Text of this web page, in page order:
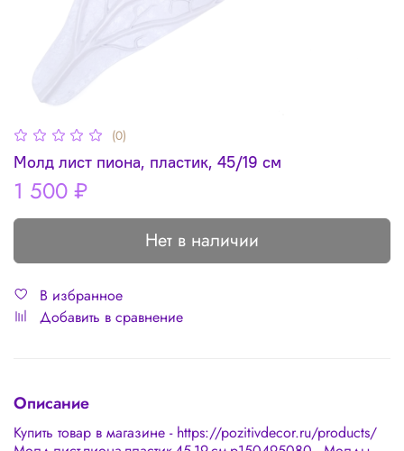
(0)
Молд лист пиона, пластик, 45/19 см
1 500 ₽
Нет в наличии
В избранное
Добавить в сравнение
Описание
Купить товар в магазине - https://pozitivdecor.ru/products/